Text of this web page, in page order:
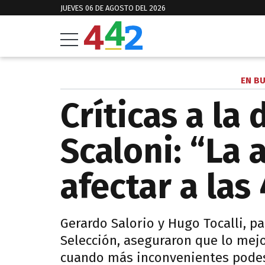
JUEVES 06 DE AGOSTO DEL 2026
EN
Críticas a la
Scaloni: “La
afectar a las
Gerardo Salorio y Hugo Tocalli,
Selección, aseguraron que lo
cuando más inconvenientes